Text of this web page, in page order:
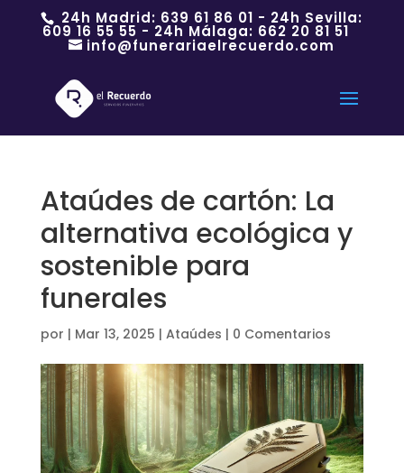
24h Madrid: 639 61 86 01 - 24h Sevilla:
609 16 55 55 - 24h Málaga: 662 20 81 51
info@funerariaelrecuerdo.com
Ataúdes de cartón: La
alternativa ecológica y
sostenible para
funerales
por | Mar 13, 2025 | Ataúdes | 0 Comentarios